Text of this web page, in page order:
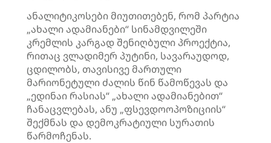
ანალიტიკოსები მიუთითებენ, რომ პარტია
„ახალი ადამიანები“ სინამდვილეში
კრემლის კარგად შენიღბული პროექტია,
რითაც ვლადიმერ პუტინი, სავარაუდოდ,
ცდილობს, თავისივე მართული
მარიონეტული ძალის წინ წამოწევას და
„ედინაი რასიას“ „ახალი ადამიანებით“
ჩანაცვლებას, ანუ „ფსევდოოპოზიციის“
შექმნას და დემოკრატიული სურათის
წარმოჩენას.